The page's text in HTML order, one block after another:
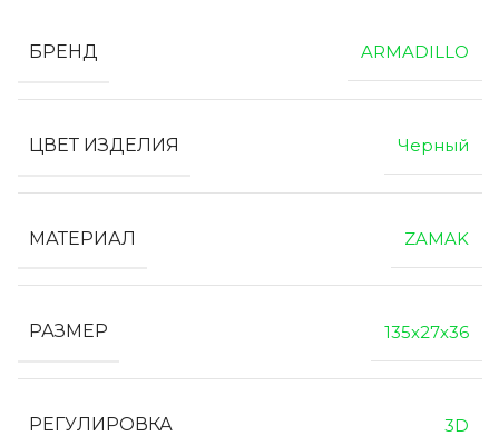
БРЕНД ARMADILLO
ЦВЕТ ИЗДЕЛИЯ Черный
МАТЕРИАЛ ZAMAK
РАЗМЕР 135х27х36
РЕГУЛИРОВКА 3D